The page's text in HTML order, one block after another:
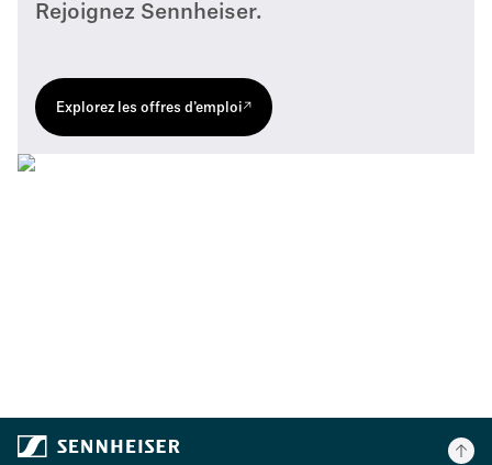
Rejoignez Sennheiser.
Explorez les offres d’emploi